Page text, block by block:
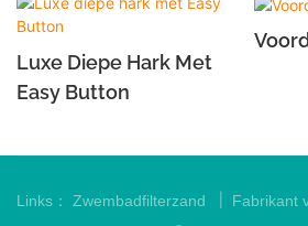
Luxe Diepe Hark Met
Easy Button
Links： Zwembadfilterzand Fabrikant